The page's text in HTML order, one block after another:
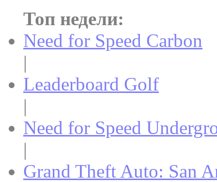
Топ недели:
Need for Speed Carbon
|
Leaderboard Golf
|
Need for Speed
|
Grand Theft Auto: San